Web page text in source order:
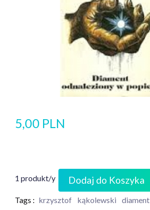
5,00 PLN
1 produkt/y Dodaj do Koszyka
Tags : krzysztof kąkolewski diament